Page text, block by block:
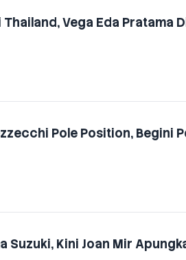
Vega Eda Pratama
Pole Position, Begini
Suzuki, Kini Joan Mir